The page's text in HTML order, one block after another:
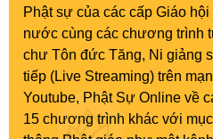
Phật sự của các cấp Giáo
nước cùng các chương trình
chư Tôn đức Tăng, Ni giảng
tiếp (Live Streaming) trên
Youtube, Phật Sự Online về
15 chương trình khác với